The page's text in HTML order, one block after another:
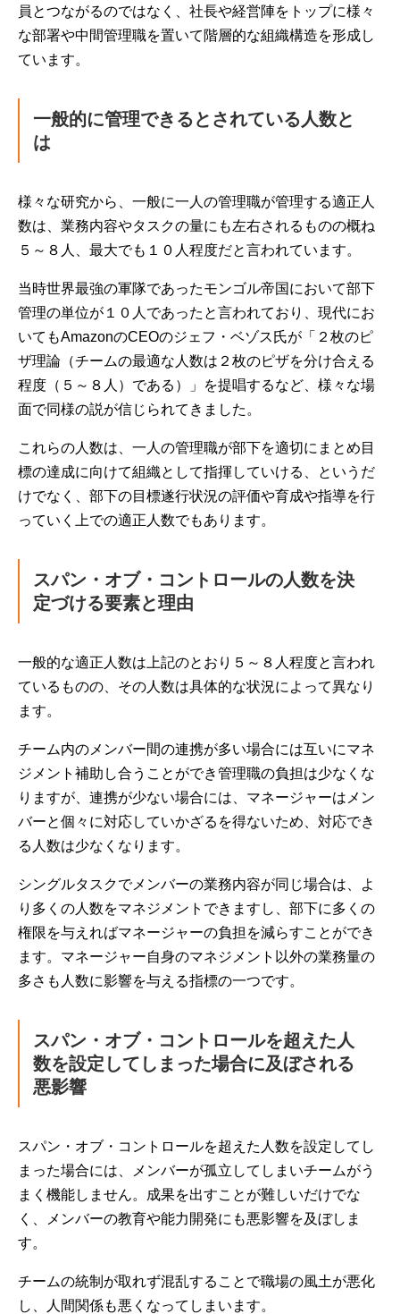
員とつながるのではなく、社長や経営陣をトップに様々
な部署や中間管理職を置いて階層的な組織構造を形成し
ています。
一般的に管理できるとされている人数と
は
様々な研究から、一般に一人の管理職が管理する適正人
数は、業務内容やタスクの量にも左右されるものの概ね
５～８人、最大でも１０人程度だと言われています。
当時世界最強の軍隊であったモンゴル帝国において部下
管理の単位が１０人であったと言われており、現代にお
いてもAmazonのCEOのジェフ・ベゾス氏が「２枚のピ
ザ理論（チームの最適な人数は２枚のピザを分け合える
程度（５～８人）である）」を提唱するなど、様々な場
面で同様の説が信じられてきました。
これらの人数は、一人の管理職が部下を適切にまとめ目
標の達成に向けて組織として指揮していける、というだ
けでなく、部下の目標遂行状況の評価や育成や指導を行
っていく上での適正人数でもあります。
スパン・オブ・コントロールの人数を決
定づける要素と理由
一般的な適正人数は上記のとおり５～８人程度と言われ
ているものの、その人数は具体的な状況によって異なり
ます。
チーム内のメンバー間の連携が多い場合には互いにマネ
ジメント補助し合うことができ管理職の負担は少なくな
りますが、連携が少ない場合には、マネージャーはメン
バーと個々に対応していかざるを得ないため、対応でき
る人数は少なくなります。
シングルタスクでメンバーの業務内容が同じ場合は、よ
り多くの人数をマネジメントできますし、部下に多くの
権限を与えればマネージャーの負担を減らすことができ
ます。マネージャー自身のマネジメント以外の業務量の
多さも人数に影響を与える指標の一つです。
スパン・オブ・コントロールを超えた人
数を設定してしまった場合に及ぼされる
悪影響
スパン・オブ・コントロールを超えた人数を設定してし
まった場合には、メンバーが孤立してしまいチームがう
まく機能しません。成果を出すことが難しいだけでな
く、メンバーの教育や能力開発にも悪影響を及ぼしま
す。
チームの統制が取れず混乱することで職場の風土が悪化
し、人間関係も悪くなってしまいます。